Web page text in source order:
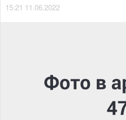
15:21 11.06.2022